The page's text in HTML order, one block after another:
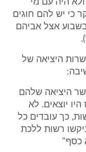
ולא היה עם מי
כי יש להם חוגים
אצל אביהם
היציאה של
היציאה שלהם
יוצאים. לא
כך עובדים כל
רשות ללכת
כסף"